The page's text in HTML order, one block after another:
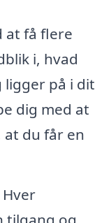
at få flere
i, hvad
på i dit
dig med at
du får en
Hver